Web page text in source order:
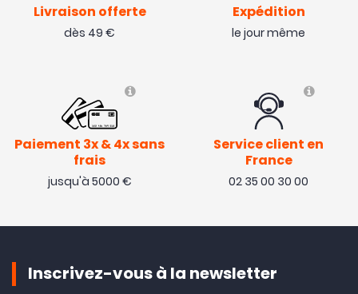
Livraison offerte
dès 49 €
Expédition
le jour même
Paiement 3x & 4x sans
frais
jusqu'à 5000 €
Service client en
France
02 35 00 30 00
Inscrivez-vous à la newsletter